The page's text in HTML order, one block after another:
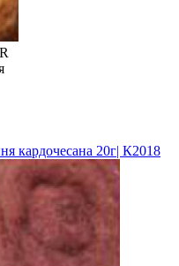
кардочесана 20г| К2018